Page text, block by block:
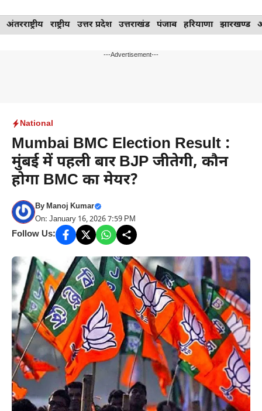
Skip
to
अंतरराष्ट्रीय राष्ट्रीय उत्तर प्रदेश उत्तराखंड पंजाब हरियाणा झारखण्ड
---Advertisement---
National
Mumbai BMC Election Result :
मुंबई में पहली बार BJP जीतेगी, कौन
होगा BMC का मेयर?
ByManoj Kumar
On: January 16, 2026 7:59 PM
Follow Us: